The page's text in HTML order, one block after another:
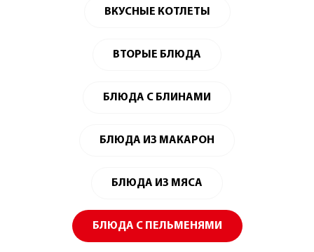
ВКУСНЫЕ КОТЛЕТЫ
ВТОРЫЕ БЛЮДА
БЛЮДА С БЛИНАМИ
БЛЮДА ИЗ МАКАРОН
БЛЮДА ИЗ МЯСА
БЛЮДА С ПЕЛЬМЕНЯМИ